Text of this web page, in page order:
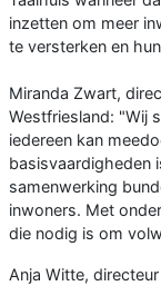
inzetten om meer
te versterken en
Miranda Zwart,
Westfriesland: "Wij
iedereen kan
basisvaardigheden
samenwerking
inwoners. Met
die nodig is om
Anja Witte,